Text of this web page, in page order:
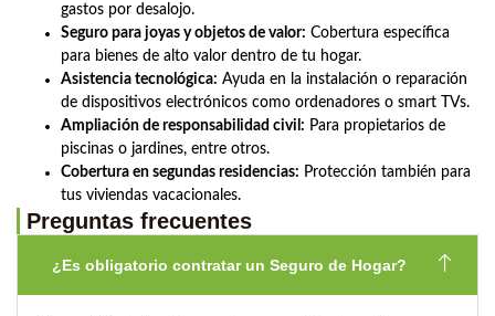
gastos por desalojo.
Seguro para joyas y objetos de valor: Cobertura específica
para bienes de alto valor dentro de tu hogar.
Asistencia tecnológica: Ayuda en la instalación o reparación
de dispositivos electrónicos como ordenadores o smart TVs.
Ampliación de responsabilidad civil: Para propietarios de
piscinas o jardines, entre otros.
Cobertura en segundas residencias: Protección también para
tus viviendas vacacionales.
Preguntas frecuentes
¿Es obligatorio contratar un Seguro de Hogar?